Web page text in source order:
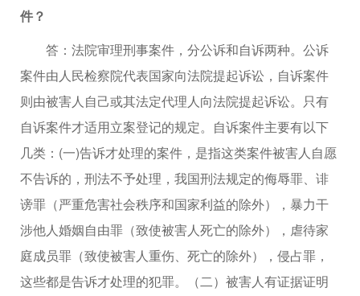
件？
答：法院审理刑事案件，分公诉和自诉两种。公诉
案件由人民检察院代表国家向法院提起诉讼，自诉案件
则由被害人自己或其法定代理人向法院提起诉讼。只有
自诉案件才适用立案登记的规定。自诉案件主要有以下
几类：(一)告诉才处理的案件，是指这类案件被害人自愿
不告诉的，刑法不予处理，我国刑法规定的侮辱罪、诽
谤罪（严重危害社会秩序和国家利益的除外），暴力干
涉他人婚姻自由罪（致使被害人死亡的除外），虐待家
庭成员罪（致使被害人重伤、死亡的除外），侵占罪，
这些都是告诉才处理的犯罪。（二）被害人有证据证明